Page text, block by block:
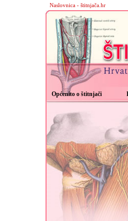
Naslovnica - štitnjača.hr
Općenito o štitnjači